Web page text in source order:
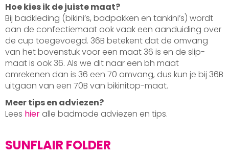
Hoe kies ik de juiste maat?
Bij badkleding (bikini’s, badpakken en tankini’s) wordt
aan de confectiemaat ook vaak een aanduiding over
de cup toegevoegd. 36B betekent dat de omvang
van het bovenstuk voor een maat 36 is en de slip-
maat is ook 36. Als we dit naar een bh maat
omrekenen dan is 36 een 70 omvang, dus kun je bij 36B
uitgaan van een 70B van bikinitop-maat.
Meer tips en adviezen?
Lees hier alle badmode adviezen en tips.
SUNFLAIR FOLDER